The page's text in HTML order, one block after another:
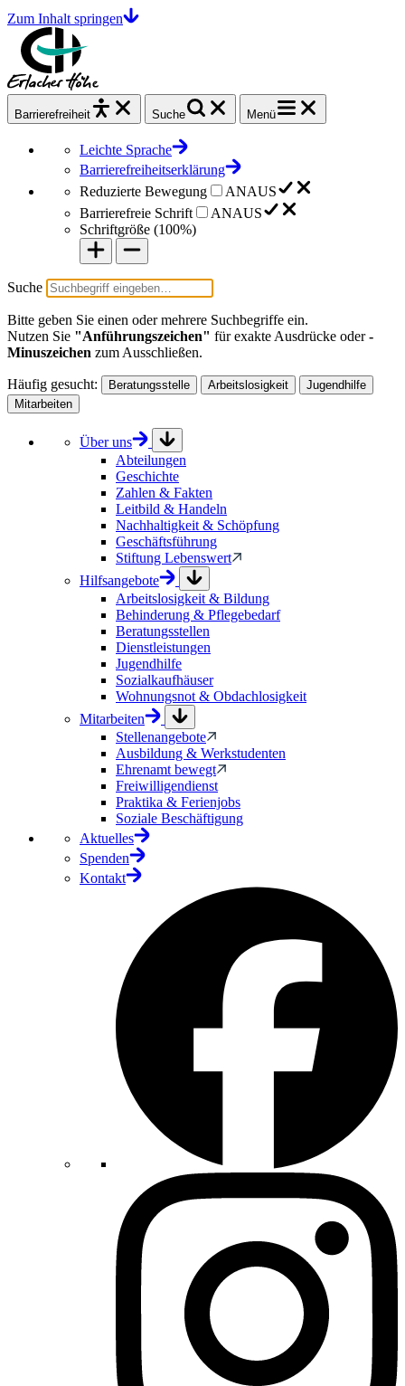
Zum Inhalt springen
Barrierefrei heit Suche Menü
Leichte Sprache
Barrierefreiheitserklärung
Reduzierte Bewegung
ANAUS
Barrierefreie Schrift
ANAUS
Schriftgröße (100%)
Suche
Bitte geben Sie einen oder mehrere Suchbegriffe ein.
Nutzen Sie "Anführungszeichen" für exakte Ausdrücke oder-
Minuszeichen zum Ausschließen.
Häufig gesucht: Beratungsstelle Arbeitslosigkeit
Jugendhilfe
Mitarbeiten
Über uns
Abteilungen
Geschichte
Zahlen & Fakten
Leitbild & Handeln
Nachhaltigkeit & Schöpfung
Geschäftsführung
Stiftung Lebenswert
Hilfsangebote
Arbeitslosigkeit & Bildung
Behinderung & Pflegebedarf
Beratungsstellen
Dienstleistungen
Jugendhilfe
Sozialkaufhäuser
Wohnungsnot & Obdachlosigkeit
Mitarbeiten
Stellenangebote
Ausbildung & Werkstudenten
Ehrenamt bewegt
Freiwilligendienst
Praktika & Ferienjobs
Soziale Beschäftigung
Aktuelles
Spenden
Kontakt